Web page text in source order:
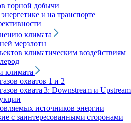
горной добычи
и на транспорте
климата
мерзлоты
климатическим воздействиям
климата
охватов 1 и 2
охвата 3: Downstream и Upstream
источников энергии
с заинтересованными сторонами